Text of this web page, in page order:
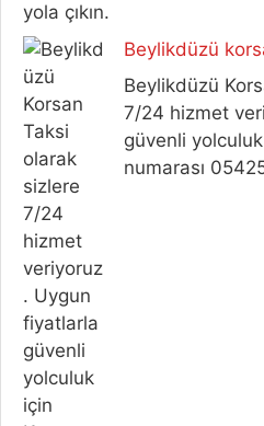
yola çıkın.
Beylikdüzü
Beylikdüzü
7/24 hizmet
güvenli
numarası